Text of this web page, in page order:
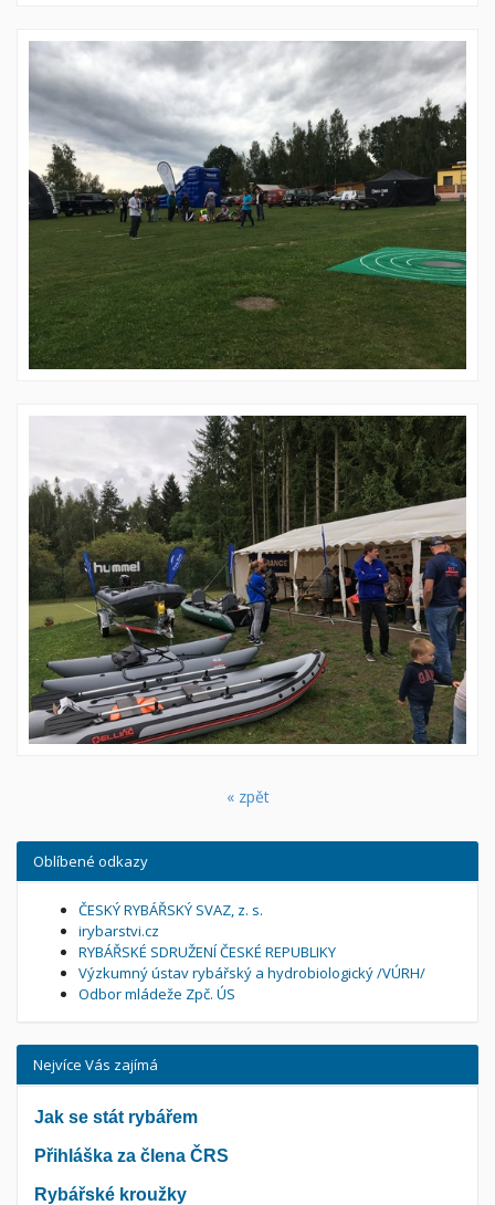
« zpět
Oblíbené odkazy
ČESKÝ RYBÁŘSKÝ SVAZ, z. s.
irybarstvi.cz
RYBÁŘSKÉ SDRUŽENÍ ČESKÉ REPUBLIKY
Výzkumný ústav rybářský a hydrobiologický /VÚRH/
Odbor mládeže Zpč. ÚS
Nejvíce Vás zajímá
Jak se stát rybářem
Přihláška za člena ČRS
Rybářské kroužky